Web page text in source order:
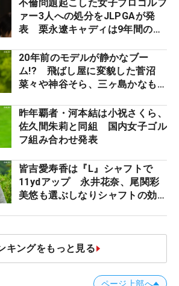
不倫問題起こした女子プロゴルフ
ァー3人への処分をJLPGAが発
表 栗永遼キャディは9年間の立
20年前のモデルが静かなブー
ム!? 飛ばし屋に変貌した菅沼
菜々や神谷そら、三ヶ島かなも使
ロたちの“飛ばしギア”】
昨年覇者・河本結は小祝さくら、
佐久間朱莉と同組 国内女子ゴル
フ組み合わせ発表
皆吉愛寿香は『L』シャフトで
11ydアップ 永井花奈、尾関彩
美悠も選ぶしなりシャフトの効果
キングをもっと見る
ページ上部へ